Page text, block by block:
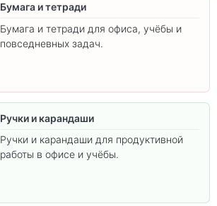
Бумага и тетради
Бумага и тетради для офиса, учёбы и
повседневных задач.
Ручки и карандаши
Ручки и карандаши для продуктивной
работы в офисе и учёбы.